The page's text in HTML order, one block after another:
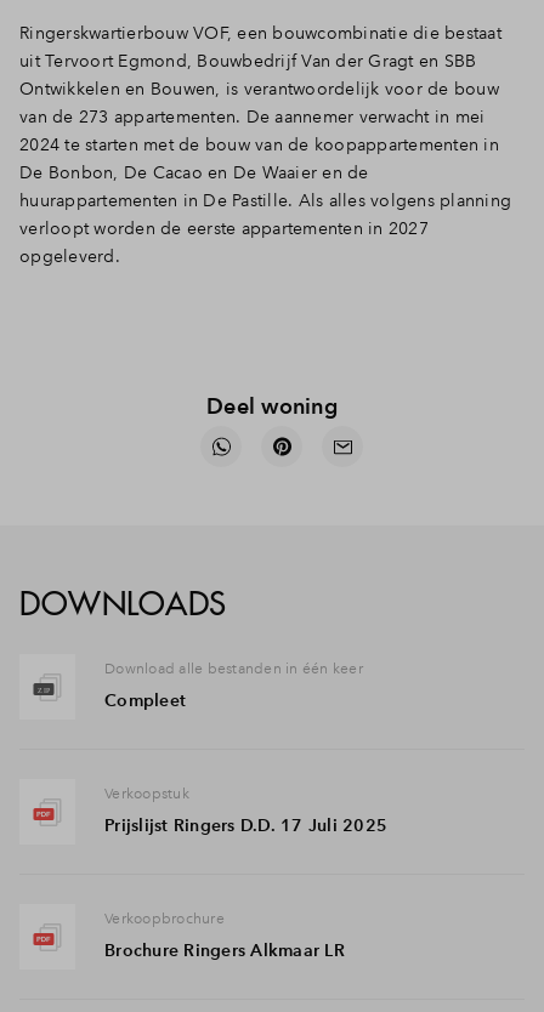
Ringerskwartierbouw VOF, een bouwcombinatie die bestaat
uit Tervoort Egmond, Bouwbedrijf Van der Gragt en SBB
Ontwikkelen en Bouwen, is verantwoordelijk voor de bouw
van de 273 appartementen. De aannemer verwacht in mei
2024 te starten met de bouw van de koopappartementen in
De Bonbon, De Cacao en De Waaier en de
huurappartementen in De Pastille. Als alles volgens planning
verloopt worden de eerste appartementen in 2027
opgeleverd.
Deel woning
DOWNLOADS
Download alle bestanden in één keer
Compleet
Verkoopstuk
Prijslijst Ringers D.D. 17 Juli 2025
Verkoopbrochure
Brochure Ringers Alkmaar LR